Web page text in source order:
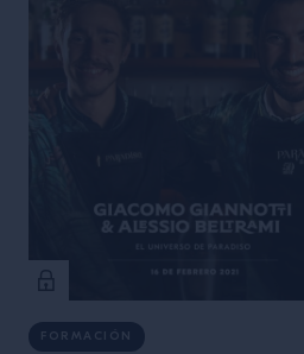
FORMACIÓN